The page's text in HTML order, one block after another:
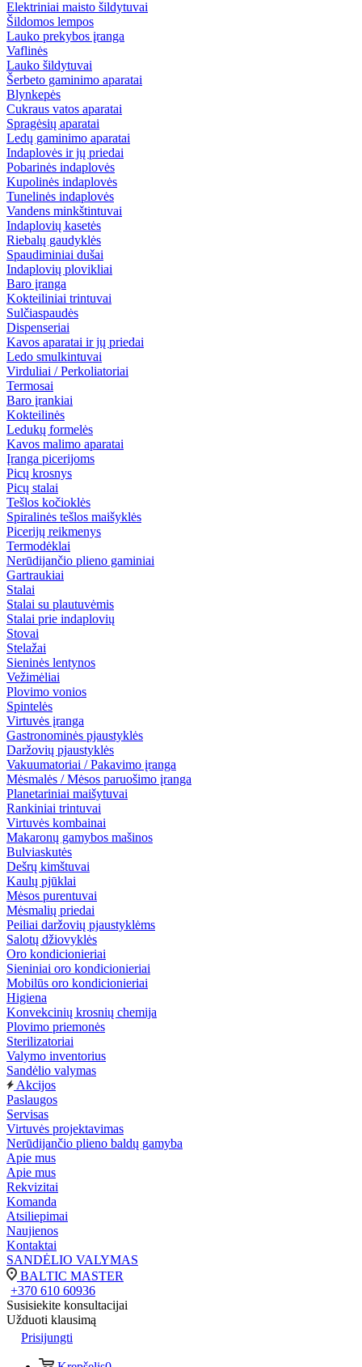
Elektriniai maisto šildytuvai
Šildomos lempos
Lauko prekybos įranga
Vaflinės
Lauko šildytuvai
Šerbeto gaminimo aparatai
Blynkepės
Cukraus vatos aparatai
Spragėsių aparatai
Ledų gaminimo aparatai
Indaplovės ir jų priedai
Pobarinės indaplovės
Kupolinės indaplovės
Tunelinės indaplovės
Vandens minkštintuvai
Indaplovių kasetės
Riebalų gaudyklės
Spaudiminiai dušai
Indaplovių plovikliai
Baro įranga
Kokteiliniai trintuvai
Sulčiaspaudės
Dispenseriai
Kavos aparatai ir jų priedai
Ledo smulkintuvai
Virduliai / Perkoliatoriai
Termosai
Baro įrankiai
Kokteilinės
Ledukų formelės
Kavos malimo aparatai
Įranga picerijoms
Picų krosnys
Picų stalai
Tešlos kočioklės
Spiralinės tešlos maišyklės
Picerijų reikmenys
Termodėklai
Nerūdijančio plieno gaminiai
Gartraukiai
Stalai
Stalai su plautuvėmis
Stalai prie indaplovių
Stovai
Stelažai
Sieninės lentynos
Vežimėliai
Plovimo vonios
Spintelės
Virtuvės įranga
Gastronominės pjaustyklės
Daržovių pjaustyklės
Vakuumatoriai / Pakavimo įranga
Mėsmalės / Mėsos paruošimo įranga
Planetariniai maišytuvai
Rankiniai trintuvai
Virtuvės kombainai
Makaronų gamybos mašinos
Bulviaskutės
Dešrų kimštuvai
Kaulų pjūklai
Mėsos purentuvai
Mėsmalių priedai
Peiliai daržovių pjaustyklėms
Salotų džiovyklės
Oro kondicionieriai
Sieniniai oro kondicionieriai
Mobilūs oro kondicionieriai
Higiena
Konvekcinių krosnių chemija
Plovimo priemonės
Sterilizatoriai
Valymo inventorius
Sandėlio valymas
Akcijos
Paslaugos
Servisas
Virtuvės projektavimas
Nerūdijančio plieno baldų gamyba
Apie mus
Apie mus
Rekvizitai
Komanda
Atsiliepimai
Naujienos
Kontaktai
SANDĖLIO VALYMAS
BALTIC MASTER
+370 610 60936
Susisiekite konsultacijai
Užduoti klausimą
Prisijungti